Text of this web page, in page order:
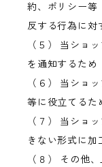
約、ポリシー等
反する行為に対
（５） 当ショ
を通知するため
（６） 当ショ
等に役立てるた
（７） 当ショ
きない形式に加
（８） その他